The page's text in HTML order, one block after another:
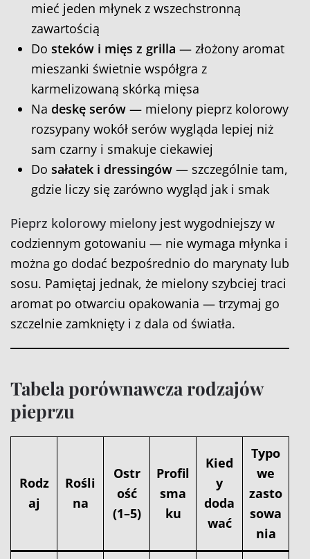
mieć jeden młynek z wszechstronną
zawartością
Do steków i mięs z grilla — złożony aromat
mieszanki świetnie współgra z
karmelizowaną skórką mięsa
Na deskę serów — mielony pieprz kolorowy
rozsypany wokół serów wygląda lepiej niż
sam czarny i smakuje ciekawiej
Do sałatek i dressingów — szczególnie tam,
gdzie liczy się zarówno wygląd jak i smak
Pieprz kolorowy mielonyjest wygodniejszy w
codziennym gotowaniu — nie wymaga młynka i
można go dodać bezpośrednio do marynaty lub
sosu. Pamiętaj jednak, że mielony szybciej traci
aromat po otwarciu opakowania — trzymaj go
szczelnie zamknięty i z dala od światła.
Tabela porównawcza rodzajów
pieprzu
Rodz
aj
Rośli
na
Ostr
ość
(1–5)
Profil
sma
ku
Kied
y
doda
wać
Typo
we
zasto
sowa
nia